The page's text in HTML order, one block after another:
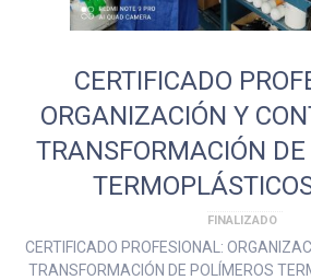
CERTIFICADO
ORGANIZACIÓN Y
TRANSFORMACIÓN
FINALIZADO
CERTIFICADO PROFESIONAL:
TRANSFORMACIÓN DE POLÍMEROS